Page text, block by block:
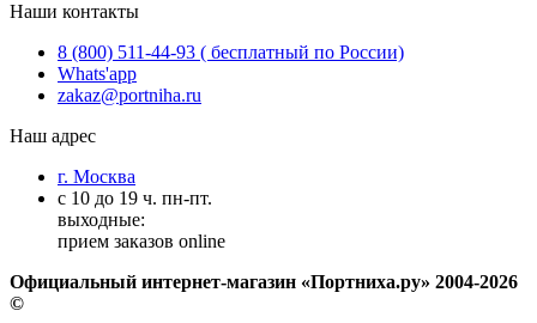
Наши контакты
8 (800) 511-44-93 ( бесплатный по России)
Whats'app
zakaz@portniha.ru
Наш адрес
г. Москва
с 10 до 19 ч. пн-пт.
выходные:
прием заказов online
Официальный интернет-магазин «Портниха.ру» 2004-2026
©